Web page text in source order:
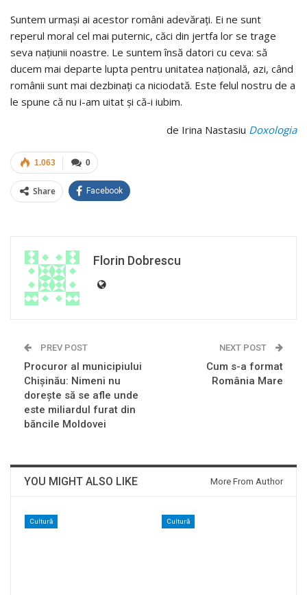
Suntem urmaşi ai acestor români adevăraţi. Ei ne sunt
reperul moral cel mai puternic, căci din jertfa lor se trage
seva naţiunii noastre. Le suntem însă datori cu ceva: să
ducem mai departe lupta pentru unitatea naţională, azi, când
românii sunt mai dezbinaţi ca niciodată. Este felul nostru de a
le spune că nu i-am uitat şi că-i iubim.
de Irina Nastasiu Doxologia
0
1.063
Share Facebook
Florin Dobrescu
PREV POST
Procuror al municipiului
Chişinău: Nimeni nu
doreşte să se afle unde
este miliardul furat din
băncile Moldovei
NEXT POST
Cum s-a format
România Mare
YOU MIGHT ALSO LIKE More From Author
Cultură Cultură